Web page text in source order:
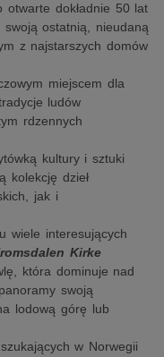
otwarte dokładnie 50 lat
ostatnią, nieudaną
z najstarszych domów
miejscem dla
ludów
rdzennych
kultury i sztuki
kolekcję dzieł
jak i
wiele interesujących
Kirke
która dominuje nad
swoją
lodową górę lub
w Norwegii